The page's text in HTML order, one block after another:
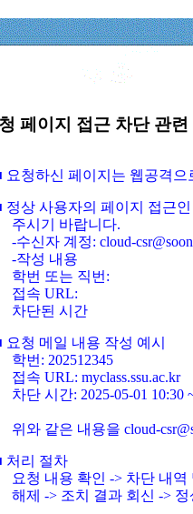
페이지 접근 차단 관
요청하신 페이지는 웹공격
정상 사용자의 페이지 접근
주시기 바랍니다.
-수신자 계정: cloud-
-작성 내용
학번 또는 직번:
접속 URL:
차단된 시간
요청 메일 내용 작성 예시
학번: 202512345
접속 URL: myclass.ssu.ac.kr
차단 시간: 2025-05-01 10:30
위와 같은 내용을 cloud-
처리 절차
요청 내용 확인 -> 차단 내
해제 -> 조치 결과 회신 ->